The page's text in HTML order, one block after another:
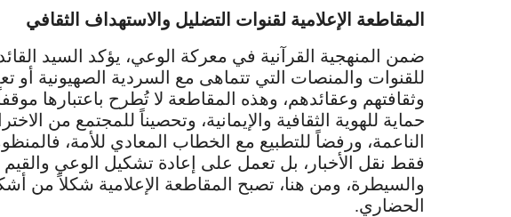
المقاطعة الإعلامية لقنوات التضليل والاستهداف الثقافي
ضمن المنهجية القرآنية في معركة الوعي، يؤكد السيد
للقنوات والمنصات التي تتماهى مع السردية الصهيونية أو
وثقافتهم وعقائدهم، وهذه المقاطعة لا تُطرح باعتبارها
حماية للهوية الثقافية والإيمانية، وتحصيناً للمجتمع من
الناعمة، ورفضاً للتطبيع مع الخطاب المعادي للأمة،
فقط نقل الأخبار، بل تعمل على إعادة تشكيل الوعي
والسيطرة، ومن هنا، تصبح المقاطعة الإعلامية شكلاً من
الحضاري.